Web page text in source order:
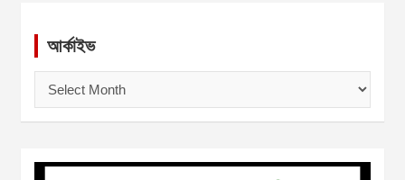
আর্কাইভ
ই